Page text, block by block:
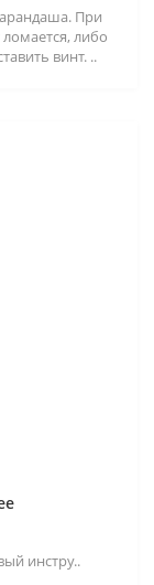
При
либо
винт. ..
инстру..